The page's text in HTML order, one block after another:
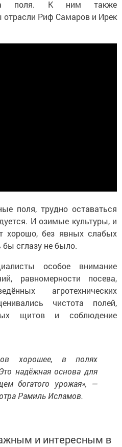
поля. К ним также
отрасли Риф Самаров и Ирек
поля, трудно оставаться
И озимые культуры, и
хорошо, без явных слабых
бы сглазу не было.
особое внимание
равномерности посева,
агротехнических
чистота полей,
щитов и соблюдение
хорошее, в полях
надёжная основа для
богатого урожая», —
Рамиль Исламов.
и интересным в